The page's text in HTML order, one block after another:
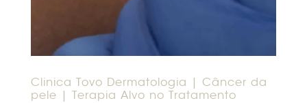
Clinica Tovo Dermatologia | Câncer da
pele | Terapia Alvo no Tratamento